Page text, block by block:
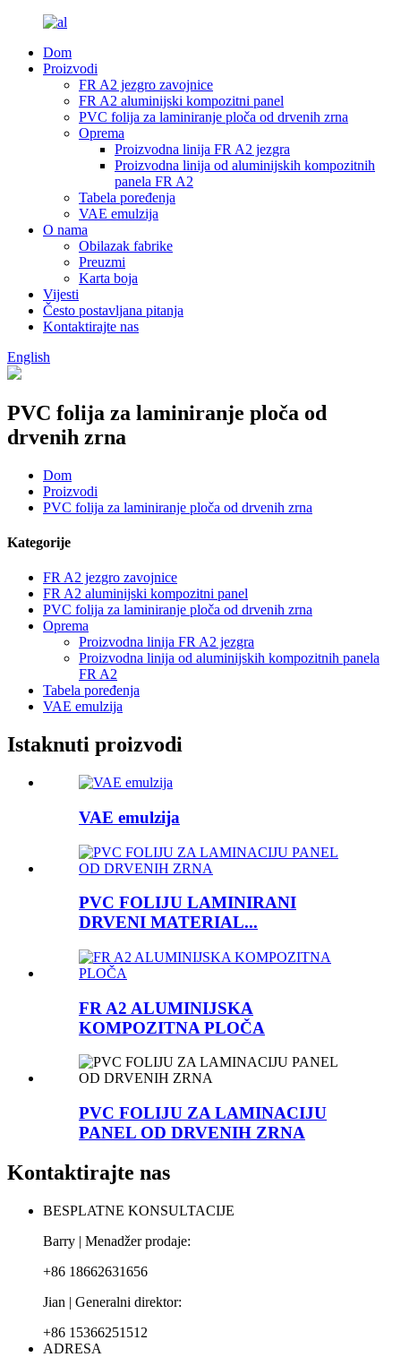
Dom
Proizvodi
FR A2 jezgro zavojnice
FR A2 aluminijski kompozitni panel
PVC folija za laminiranje ploča od drvenih zrna
Oprema
Proizvodna linija FR A2 jezgra
Proizvodna linija od aluminijskih kompozitnih
panela FR A2
Tabela poređenja
VAE emulzija
O nama
Obilazak fabrike
Preuzmi
Karta boja
Vijesti
Često postavljana pitanja
Kontaktirajte nas
English
PVC folija za laminiranje ploča od
drvenih zrna
Dom
Proizvodi
PVC folija za laminiranje ploča od drvenih zrna
Kategorije
FR A2 jezgro zavojnice
FR A2 aluminijski kompozitni panel
PVC folija za laminiranje ploča od drvenih zrna
Oprema
Proizvodna linija FR A2 jezgra
Proizvodna linija od aluminijskih kompozitnih panela
FR A2
Tabela poređenja
VAE emulzija
Istaknuti proizvodi
VAE emulzija
PVC FOLIJU LAMINIRANI
DRVENI MATERIAL...
FR A2 ALUMINIJSKA
KOMPOZITNA PLOČA
PVC FOLIJU ZA LAMINACIJU
PANEL OD DRVENIH ZRNA
Kontaktirajte nas
BESPLATNE KONSULTACIJE
Barry | Menadžer prodaje:
+86 18662631656
Jian | Generalni direktor:
+86 15366251512
ADRESA